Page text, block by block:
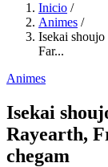
Inicio /
Animes /
Isekai shoujo
Far...
Animes
Isekai
Rayearth,
chegam